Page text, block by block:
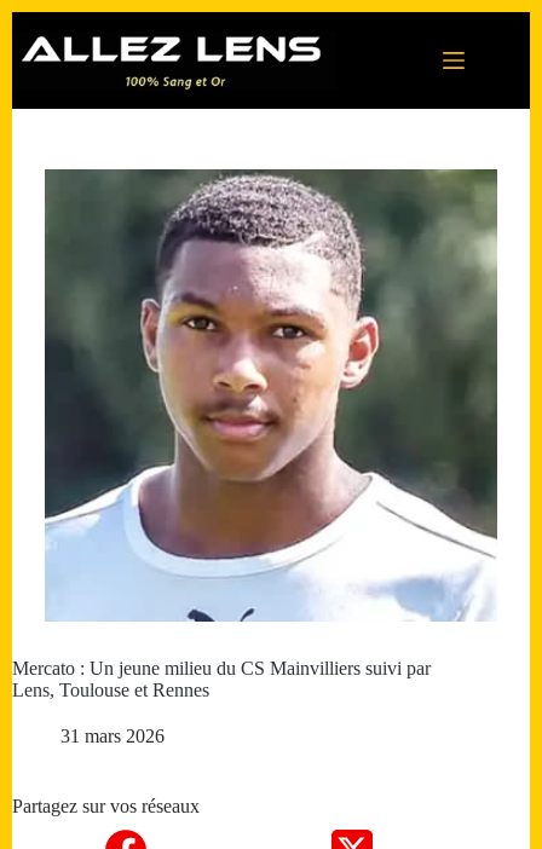
contenu
Mercato : Un jeune milieu du CS Mainvilliers suivi par
Lens, Toulouse et Rennes
31 mars 2026
Partagez sur vos réseaux